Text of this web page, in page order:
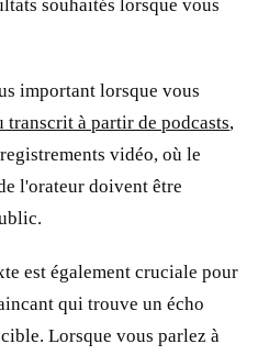
souhaités lorsque vous
important lorsque vous
transcrit à partir de podcasts,
vidéo, où le
l'orateur doivent être
est également cruciale pour
qui trouve un écho
Lorsque vous parlez à